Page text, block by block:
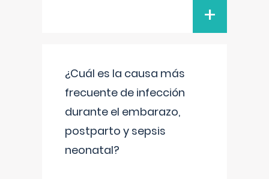
+
¿Cuál es la causa más
frecuente de infección
durante el embarazo,
postparto y sepsis
neonatal?